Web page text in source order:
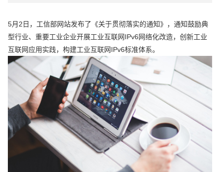
5月2日，工信部网站发布了《关于贯彻落实的通知》，通知鼓励典
型行业、重要工业企业开展工业互联网IPv6网络化改造，创新工业
互联网应用实践，构建工业互联网IPv6标准体系。